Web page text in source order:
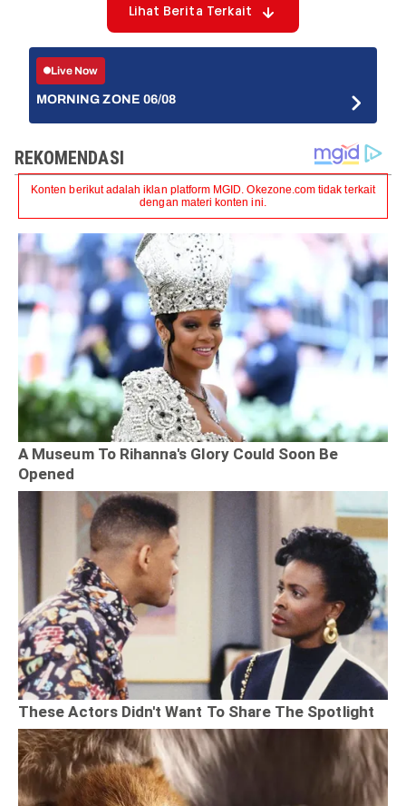
Lihat Berita Terkait
Live Now
MORNING ZONE 06/08